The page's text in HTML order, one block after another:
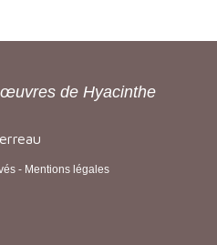
de Hyacinthe
- Mentions légales